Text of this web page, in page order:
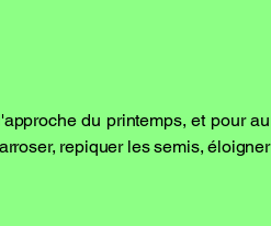
du printemps, et pour au
repiquer les semis, éloigner